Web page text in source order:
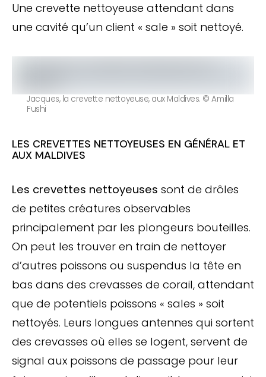
Une crevette nettoyeuse attendant dans
une cavité qu’un client « sale » soit nettoyé.
Jacques, la crevette nettoyeuse, aux Maldives. © Amilla
Fushi
LES CREVETTES NETTOYEUSES EN GÉNÉRAL ET
AUX MALDIVES
Les crevettes nettoyeuses sont de drôles
de petites créatures observables
principalement par les plongeurs bouteilles.
On peut les trouver en train de nettoyer
d’autres poissons ou suspendus la tête en
bas dans des crevasses de corail, attendant
que de potentiels poissons « sales » soit
nettoyés. Leurs longues antennes qui sortent
des crevasses où elles se logent, servent de
signal aux poissons de passage pour leur